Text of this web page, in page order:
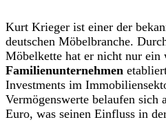
Kurt Krieger ist einer der
deutschen Möbelbranche.
Möbelkette hat er nicht nur ein
Familienunternehmen
Investments im
Vermögenswerte belaufen
Euro, was seinen Einfluss in